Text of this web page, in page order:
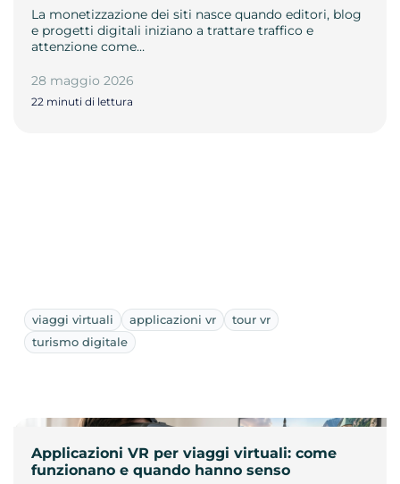
La monetizzazione dei siti nasce quando editori, blog
e progetti digitali iniziano a trattare traffico e
attenzione come…
28 maggio 2026
22 minuti di lettura
viaggi virtuali applicazioni vr
tour vr
turismo digitale
Applicazioni VR per viaggi virtuali: come
funzionano e quando hanno senso